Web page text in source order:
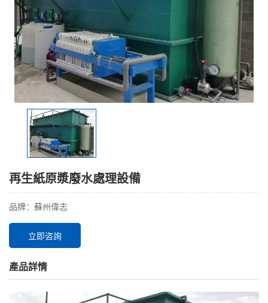
再生紙原漿廢水處理設備
品牌：蘇州偉志
立即咨詢
產品詳情